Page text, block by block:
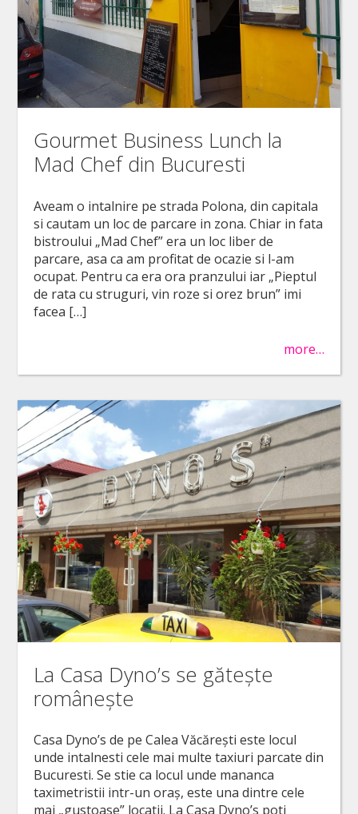
Gourmet Business Lunch la
Mad Chef din Bucuresti
Aveam o intalnire pe strada Polona, din capitala
si cautam un loc de parcare in zona. Chiar in fata
bistroului „Mad Chef” era un loc liber de
parcare, asa ca am profitat de ocazie si l-am
ocupat. Pentru ca era ora pranzului iar „Pieptul
de rata cu struguri, vin roze si orez brun” imi
facea […]
more…
La Casa Dyno’s se gătește
românește
Casa Dyno’s de pe Calea Văcărești este locul
unde intalnesti cele mai multe taxiuri parcate din
Bucuresti. Se stie ca locul unde mananca
taximetristii intr-un oraș, este una dintre cele
mai „gustoase” locatii. La Casa Dyno’s poti